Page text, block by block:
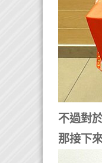
不過對
那接下